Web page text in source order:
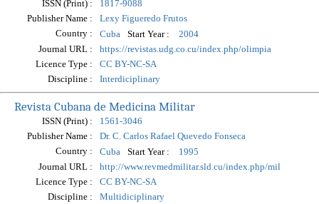
ISSN (Print) :
1817-9088
Publisher Name :
Lexy Figueredo Frutos
Country :
Cuba Start Year :
2004
Journal URL :
https://revistas.udg.co.cu/index.php/olimpia
Licence Type :
CC BY-NC-SA
Discipline :
Interdiciplinary
Revista Cubana de Medicina Militar
ISSN (Print) :
1561-3046
Publisher Name :
Dr. C. Carlos Rafael Quevedo Fonseca
Country :
Cuba Start Year :
1995
Journal URL :
http://www.revmedmilitar.sld.cu/index.php/mil
Licence Type :
CC BY-NC-SA
Discipline :
Multidiciplinary